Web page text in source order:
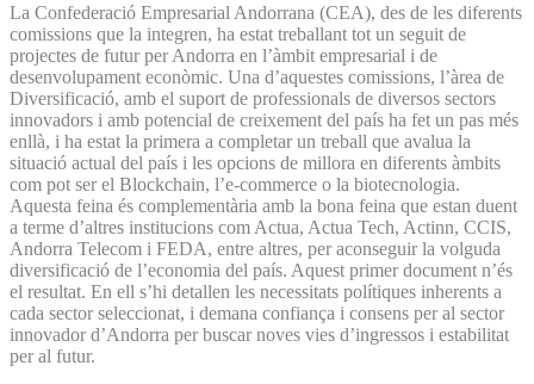
La Confederació Empresarial Andorrana (CEA), des de les diferents
comissions que la integren, ha estat treballant tot un seguit de
projectes de futur per Andorra en l’àmbit empresarial i de
desenvolupament econòmic. Una d’aquestes comissions, l’àrea de
Diversificació, amb el suport de professionals de diversos sectors
innovadors i amb potencial de creixement del país ha fet un pas més
enllà, i ha estat la primera a completar un treball que avalua la
situació actual del país i les opcions de millora en diferents àmbits
com pot ser el Blockchain, l’e-commerce o la biotecnologia.
Aquesta feina és complementària amb la bona feina que estan duent
a terme d’altres institucions com Actua, Actua Tech, Actinn, CCIS,
Andorra Telecom i FEDA, entre altres, per aconseguir la volguda
diversificació de l’economia del país. Aquest primer document n’és
el resultat. En ell s’hi detallen les necessitats polítiques inherents a
cada sector seleccionat, i demana confiança i consens per al sector
innovador d’Andorra per buscar noves vies d’ingressos i estabilitat
per al futur.